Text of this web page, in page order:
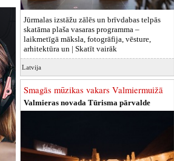
Jūrmalas izstāžu zālēs un brīvdabas telpās
skatāma plaša vasaras programma –
laikmetīgā māksla, fotogrāfija, vēsture,
arhitektūra un | Skatīt vairāk
Latvija
Smagās mūzikas vakars Valmiermuižā
Valmieras novada Tūrisma pārvalde